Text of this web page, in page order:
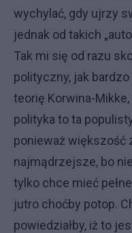
wychylać, gdy ujrzy
jednak od takich
Tak mi się od razu
polityczny, jak
teorię Korwina-
polityka to ta
ponieważ większość
najmądrzejsze, bo
tylko chce mieć
jutro choćby potop.
powiedziałby, iż to